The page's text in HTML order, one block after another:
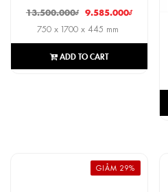
13.500.000₫ 9.585.000₫
750 x 1700 x 445 mm
ADD TO CART
GIẢM 29%